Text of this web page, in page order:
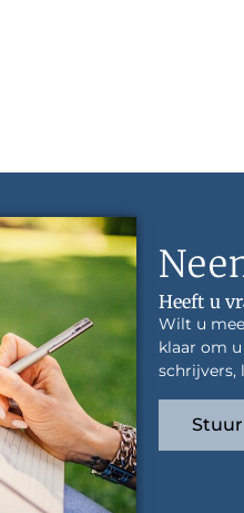
Heeft u
Wilt u
klaar om
schrijvers,